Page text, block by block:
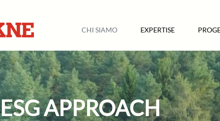
CHI SIAMO EXPERTISE
ESG APPROACH